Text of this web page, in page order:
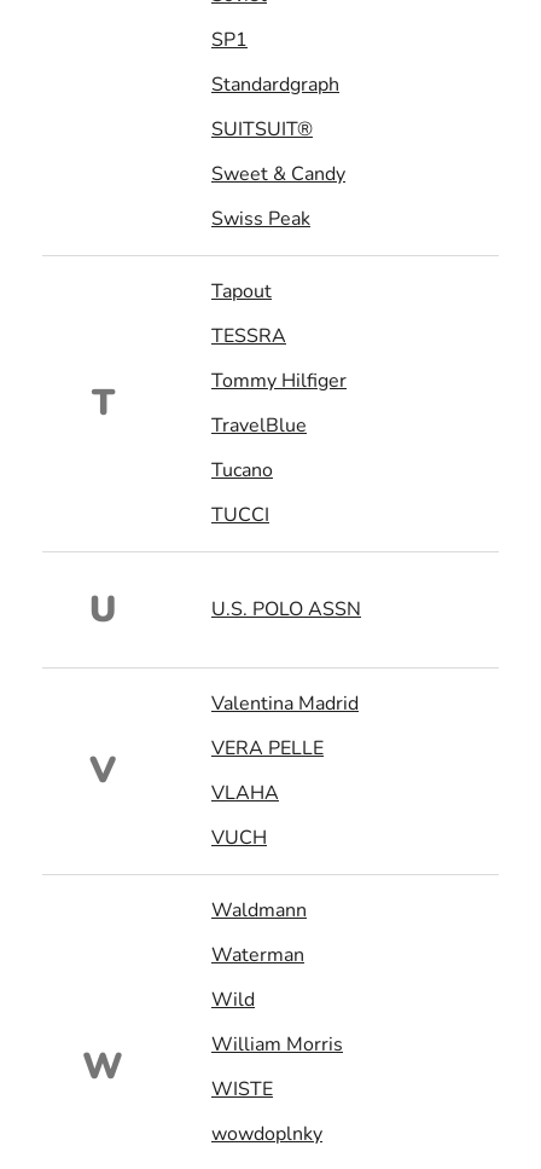
SP1
Standardgraph
SUITSUIT®
Sweet & Candy
Swiss Peak
T
Tapout
TESSRA
Tommy Hilfiger
TravelBlue
Tucano
TUCCI
U U.S. POLO ASSN
V
Valentina Madrid
VERA PELLE
VLAHA
VUCH
W
Waldmann
Waterman
Wild
William Morris
WISTE
wowdoplnky